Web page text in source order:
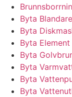
Byta
Byta
Byta
Byta
Byta
Byta
Byta